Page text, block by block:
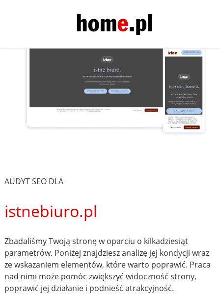
AUDYT SEO DLA
istnebiuro.pl
Zbadaliśmy Twoją stronę w oparciu o kilkadziesiąt
parametrów. Poniżej znajdziesz analizę jej kondycji wraz
ze wskazaniem elementów, które warto poprawić. Praca
nad nimi może pomóc zwiększyć widoczność strony,
poprawić jej działanie i podnieść atrakcyjność.